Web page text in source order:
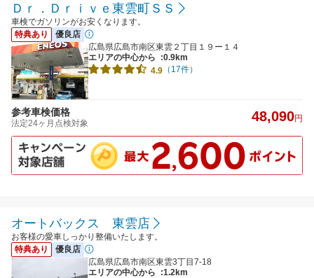
Ｄｒ．Ｄｒｉｖｅ東雲町ＳＳ
車検でガソリンがお安くなります。
特典あり
優良店
広島県広島市南区東雲２丁目１９ー１４
エリアの中心から
:0.9km
4.9 （17件）
参考車検価格
法定24ヶ月点検対象 48,090円
オートバックス 東雲店
お客様の愛車しっかり整備いたします。
特典あり
優良店
広島県広島市南区東雲3丁目7-18
エリアの中心から
:1.2km